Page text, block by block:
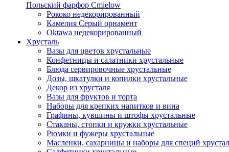
Польский фарфор Сmielow
Рококо недекорированный
Камелия Серый орнамент
Oktawa недекорированный
Хрусталь
Вазы для цветов хрустальные
Конфетницы и салатники хрустальные
Блюда сервировочные хрустальные
Дозы, шкатулки и копилки хрустальные
Декор из хрусталя
Вазы для фруктов и торта
Наборы для крепких напитков и вина
Графины, кувшины и штофы хрустальные
Стаканы, стопки и кружки хрустальные
Рюмки и фужеры хрустальные
Масленки, сахарницы и наборы для специй